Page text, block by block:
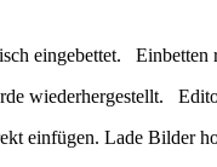
eingebettet. Einbetten
wiederhergestellt.
einfügen. Lade Bilder